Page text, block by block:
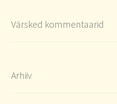
Värsked kommentaarid
Arhiiv